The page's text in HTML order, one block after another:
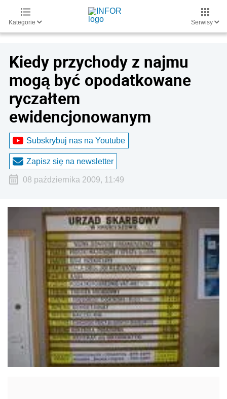
Kategorie Serwisy
Kiedy przychody z najmu
mogą być opodatkowane
ryczałtem
ewidencjonowanym
Subskrybuj nas na Youtube
Zapisz się na newsletter
08 października 2009, 11:49